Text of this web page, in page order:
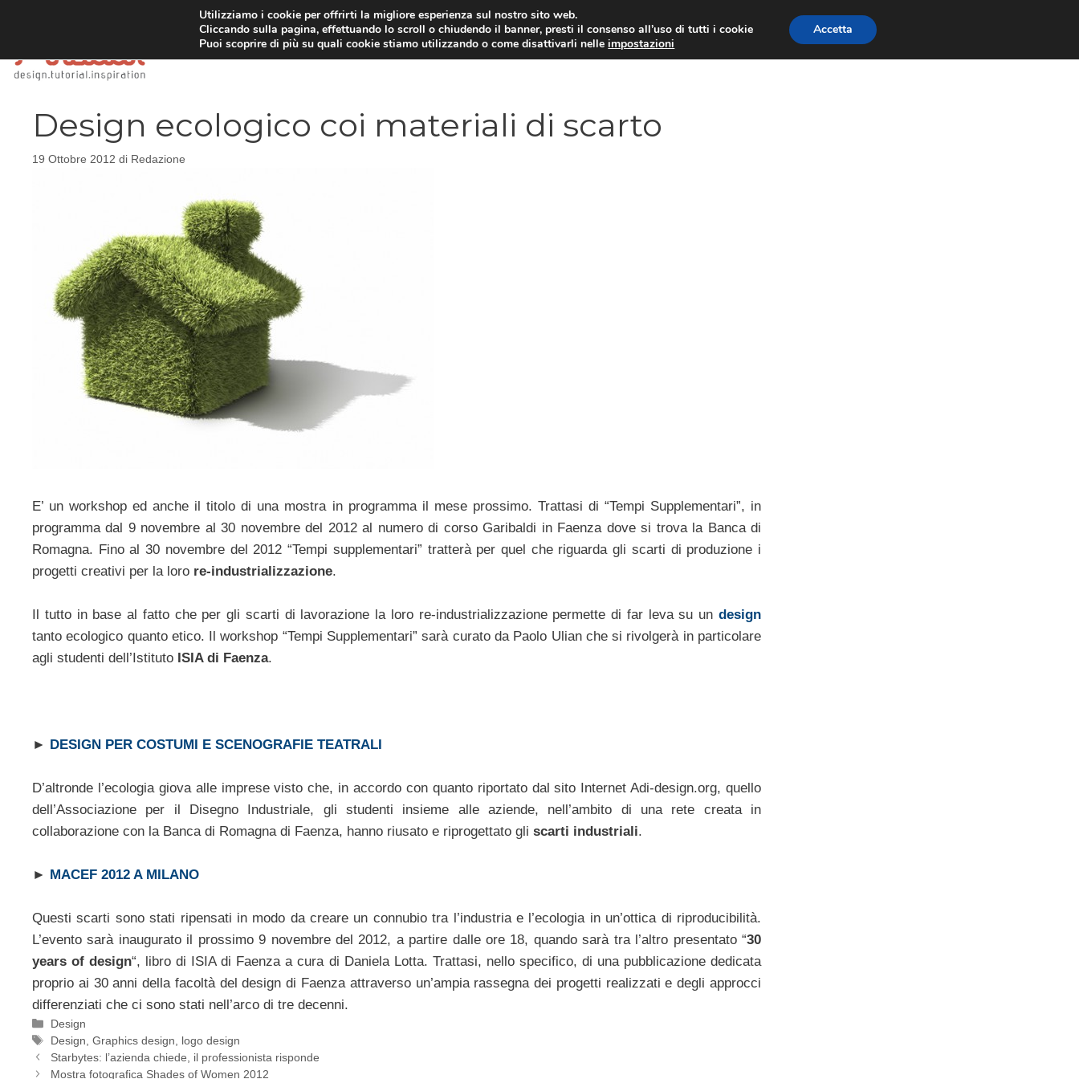
TUTORIAL WORDPRESS INSPIRATION CONCORSI DESIGN
Design ecologico coi materiali di scarto
19 Ottobre 2012 di Redazione
E’ un workshop ed anche il titolo di una mostra in programma il mese prossimo. Trattasi di “Tempi Supplementari”, in
programma dal 9 novembre al 30 novembre del 2012 al numero di corso Garibaldi in Faenza dove si trova la Banca di
Romagna. Fino al 30 novembre del 2012 “Tempi supplementari” tratterà per quel che riguarda gli scarti di produzione i
progetti creativi per la loro re-industrializzazione.
Il tutto in base al fatto che per gli scarti di lavorazione la loro re-industrializzazione permette di far leva su un design
tanto ecologico quanto etico. Il workshop “Tempi Supplementari” sarà curato da Paolo Ulian che si rivolgerà in particolare
agli studenti dell’Istituto ISIA di Faenza.
► DESIGN PER COSTUMI E SCENOGRAFIE TEATRALI
D’altronde l’ecologia giova alle imprese visto che, in accordo con quanto riportato dal sito Internet Adi-design.org, quello
dell’Associazione per il Disegno Industriale, gli studenti insieme alle aziende, nell’ambito di una rete creata in
collaborazione con la Banca di Romagna di Faenza, hanno riusato e riprogettato gli scarti industriali.
► MACEF 2012 A MILANO
Questi scarti sono stati ripensati in modo da creare un connubio tra l’industria e l’ecologia in un’ottica di riproducibilità.
L’evento sarà inaugurato il prossimo 9 novembre del 2012, a partire dalle ore 18, quando sarà tra l’altro presentato “30
years of design“, libro di ISIA di Faenza a cura di Daniela Lotta. Trattasi, nello specifico, di una pubblicazione dedicata
proprio ai 30 anni della facoltà del design di Faenza attraverso un’ampia rassegna dei progetti realizzati e degli approcci
differenziati che ci sono stati nell’arco di tre decenni.
Categorie
Design
Tag
Design ,Graphics design
logo design
Starbytes: l’azienda chiede, il professionista risponde
Mostra fotografica Shades of Women 2012
Utilizziamo i cookie per offrirti la migliore esperienza sul nostro sito web.
Cliccando sulla pagina, effettuando lo scroll o chiudendo il banner, presti il consenso all’uso di tutti i cookie
Puoi scoprire di più su quali cookie stiamo utilizzando o come disattivarli nelleimpostazioni
Accetta